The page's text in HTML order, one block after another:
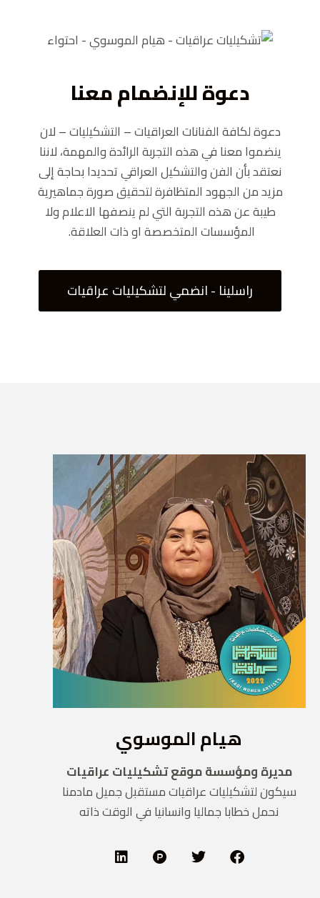
دعوة للإنضمام معنا
دعوة لكافة الفنانات العراقيات – التشكيليات – لان
ينضموا معنا في هذه التجربة الرائدة والمهمة، لاننا
نعتقد بأن الفن والتشكيل العراقي تحديدا بحاجة إلى
مزيد من الجهود المتظافرة لتحقيق صورة جماهيرية
طيبة عن هذه التجربة التي لم ينصفها الاعلام ولا
المؤسسات المتخصصة او ذات العلاقة.
راسلينا - انضمي لتشكيليات عراقيات
هيام الموسوي
مديرة ومؤسسة موقع تشكيليات عراقيات
سيكون لتشكيليات عراقيات مستقبل جميل مادمنا
نحمل خطابا جماليا وانسانيا في الوقت ذاته